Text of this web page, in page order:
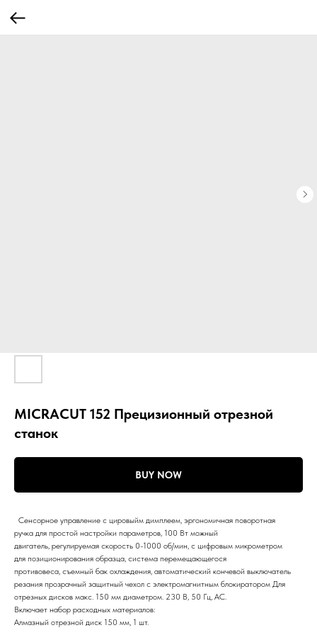
MICRACUT 152 Прецизионный отрезной
станок
BUY NOW
Сенсорное управление с цировыйм димплеем, эргономичная поворотная
ручка для простой настройки параметров, 100 Вт можный
двигатель, регулируемая скорость 0-1000 об/мин, с цифровым микрометром
для позиционирования образца, система перемещающегося
противовеса, съемный бак охлаждения, автоматический кончевой выключатель
резания прозрачный защитный чехол с электромагнитным блокиратором Для
отрезных дисков макс. 150 мм диаметром. 230 В, 50 Гц, AC.
Включает набор расходных материалов:
Алмазный отрезной диск 150 мм, 1 шт.